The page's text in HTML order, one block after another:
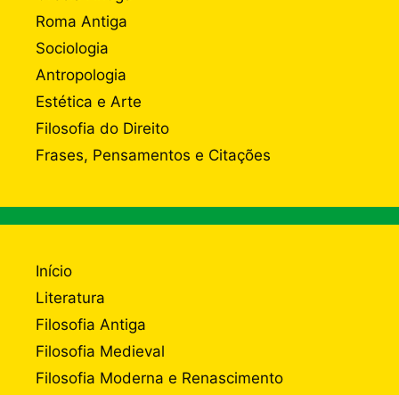
Roma Antiga
Sociologia
Antropologia
Estética e Arte
Filosofia do Direito
Frases, Pensamentos e Citações
Início
Literatura
Filosofia Antiga
Filosofia Medieval
Filosofia Moderna e Renascimento